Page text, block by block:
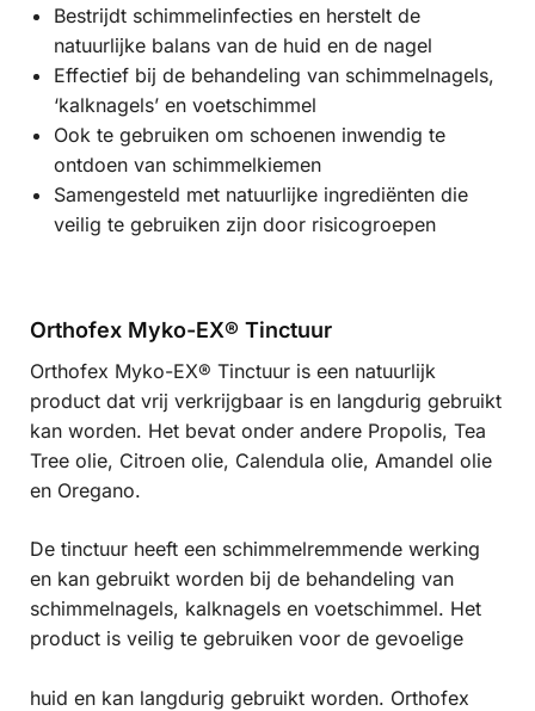
Bestrijdt schimmelinfecties en herstelt de
natuurlijke balans van de huid en de nagel
Effectief bij de behandeling van schimmelnagels,
‘kalknagels’ en voetschimmel
Ook te gebruiken om schoenen inwendig te
ontdoen van schimmelkiemen
Samengesteld met natuurlijke ingrediënten die
veilig te gebruiken zijn door risicogroepen
Orthofex Myko-EX® Tinctuur
Orthofex Myko-EX® Tinctuur is een natuurlijk
product dat vrij verkrijgbaar is en langdurig gebruikt
kan worden. Het bevat onder andere Propolis, Tea
Tree olie, Citroen olie, Calendula olie, Amandel olie
en Oregano.
De tinctuur heeft een schimmelremmende werking
en kan gebruikt worden bij de behandeling van
schimmelnagels, kalknagels en voetschimmel. Het
product is veilig te gebruiken voor de gevoelige
huid en kan langdurig gebruikt worden. Orthofex